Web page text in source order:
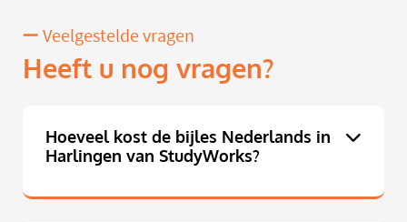
Veelgestelde vragen
Heeft u nog vragen?
Hoeveel kost de bijles Nederlands in
Harlingen van StudyWorks?